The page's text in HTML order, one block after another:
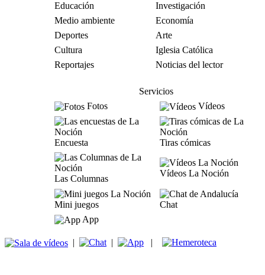
Educación
Investigación
Medio ambiente
Economía
Deportes
Arte
Cultura
Iglesia Católica
Reportajes
Noticias del lector
Servicios
Fotos
Vídeos
Encuesta Tiras cómicas
Las Columnas
Vídeos La Noción
Mini juegos
Chat
App
| | |